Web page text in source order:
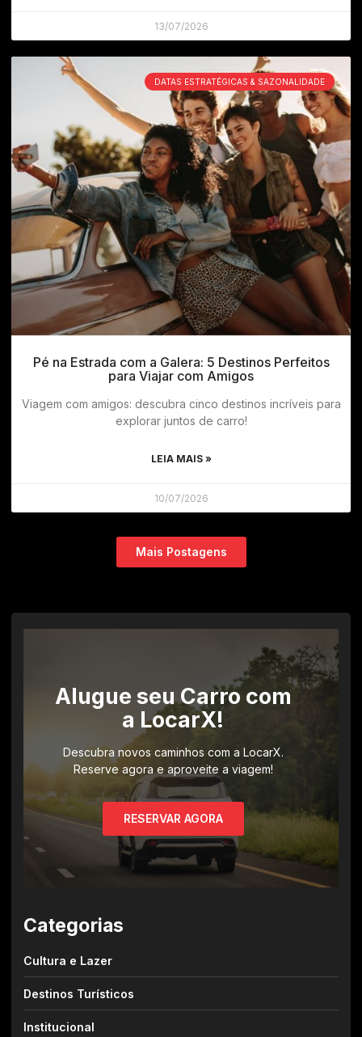
13/07/2026
DATAS ESTRATÉGICAS & SAZONALIDADE
Pé na Estrada com a Galera: 5 Destinos Perfeitos
para Viajar com Amigos
Viagem com amigos: descubra cinco destinos incríveis para
explorar juntos de carro!
LEIA MAIS »
10/07/2026
Mais Postagens
Alugue seu Carro com
a LocarX!
Descubra novos caminhos com a LocarX.
Reserve agora e aproveite a viagem!
RESERVAR AGORA
Categorias
Cultura e Lazer
Destinos Turísticos
Institucional